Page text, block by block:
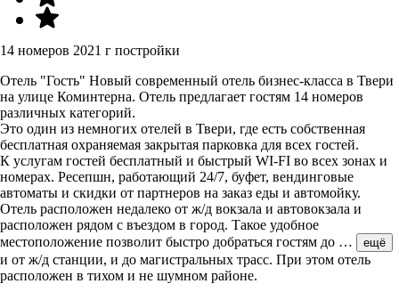
14 номеров 2021 г постройки
Отель "Гость" Новый современный отель бизнес-класса в Твери
на улице Коминтерна. Отель предлагает гостям 14 номеров
различных категорий.
Это один из немногих отелей в Твери, где есть собственная
бесплатная охраняемая закрытая парковка для всех гостей.
К услугам гостей бесплатный и быстрый WI-FI во всех зонах и
номерах. Ресепшн, работающий 24/7, буфет, вендинговые
автоматы и скидки от партнеров на заказ еды и автомойку.
Отель расположен недалеко от ж/д вокзала и автовокзала и
расположен рядом с въездом в город. Такое удобное
местоположение позволит быстро добраться гостям до … ещё
и от ж/д станции, и до магистральных трасс. При этом отель
расположен в тихом и не шумном районе.